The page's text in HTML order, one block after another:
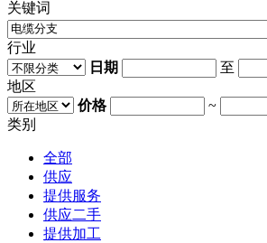
关键词
行业
日期
至
地区
价格
~
类别
全部
供应
提供服务
供应二手
提供加工